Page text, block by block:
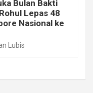
Bulan Bakti
Lepas 48
Nasional ke
Lubis